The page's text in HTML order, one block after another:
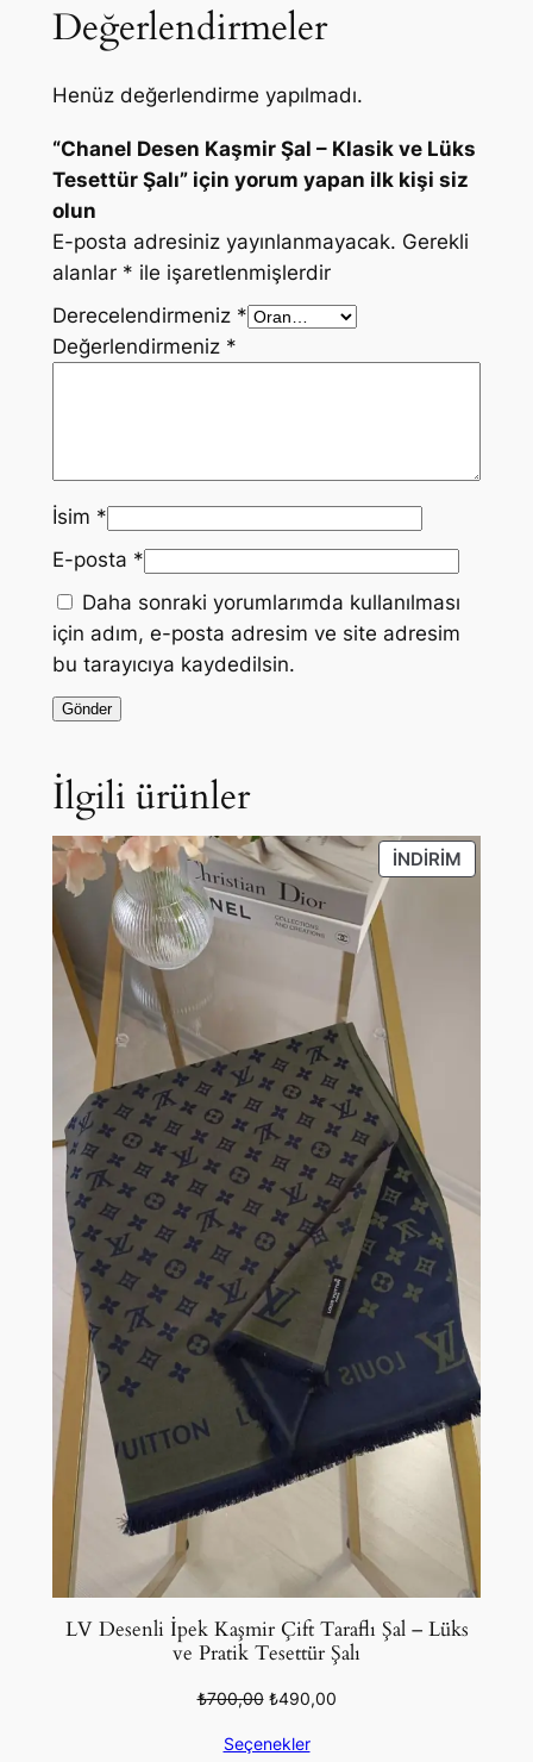
Değerlendirmeler
Henüz değerlendirme yapılmadı.
“Chanel Desen Kaşmir Şal – Klasik ve Lüks
Tesettür Şalı” için yorum yapan ilk kişi siz
olun
E-posta adresiniz yayınlanmayacak. Gerekli
alanlar * ile işaretlenmişlerdir
Derecelendirmeniz *
Değerlendirmeniz *
İsim *
E-posta *
Daha sonraki yorumlarımda kullanılması
için adım, e-posta adresim ve site adresim
bu tarayıcıya kaydedilsin.
İlgili ürünler
İNDIRIM
ÜRÜN
LV Desenli İpek Kaşmir Çift Taraflı Şal – Lüks
ve Pratik Tesettür Şalı
₺700,00 Orijinal
₺700,00.
₺490,00Şu
Seçenekler